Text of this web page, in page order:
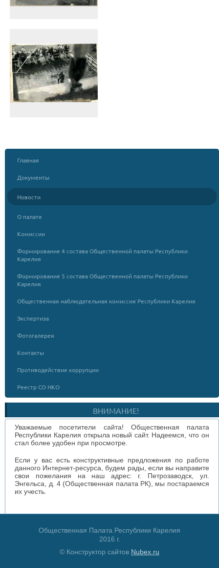
Главная
Документы
Новости
О палате
Комиссии
Формирование 4 состава Общественной палаты Республики
Карелия
Формирование 5 состава Общественной палаты Республики
Карелия
Общественная наблюдательная комиссия Республики Карелия
Экспертиза
Фотогалерея
Контакты
Противодействие коррупции
Реестр СО НКО
ВНИМАНИЕ!
Уважаемые посетители сайта! Общественная палата
Республики Карелия открыла новый сайт. Надеемся, что он
стал более удобен при просмотре.
Если у вас есть конструктивные предложения по работе
данного Интернет-ресурса, будем рады, если вы направите
свои пожелания на наш адрес: г. Петрозаводск, ул.
Энгельса, д. 4 (Общественная палата РК), мы постараемся
их учесть.
Общественная Палата Республики Карелия
2016 г.
© Конструктор сайтов Nubex.ru